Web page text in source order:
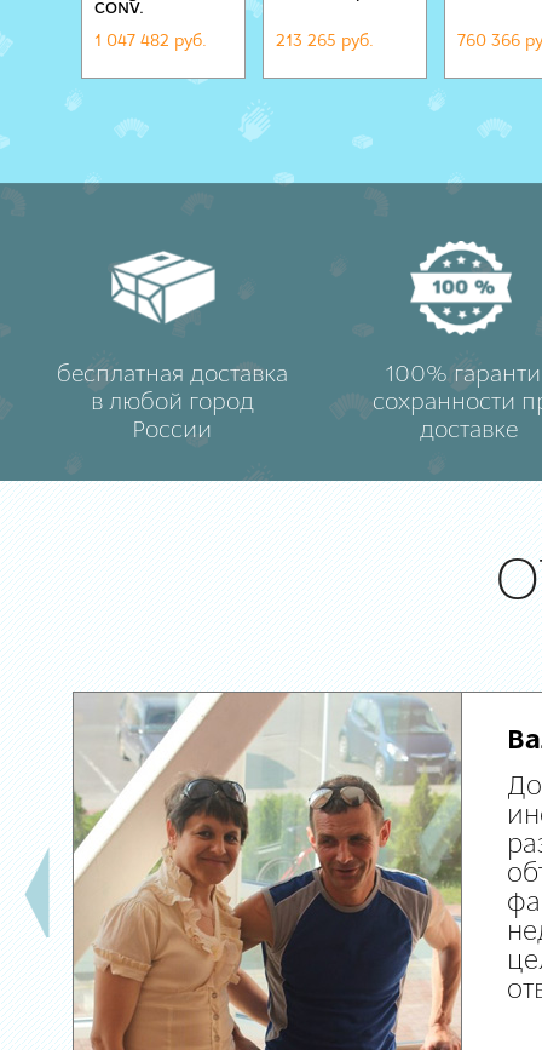
CONV.
1 047 482 руб. 213 265 руб. 760 366
бесплатная доставка
в любой город
России
100%
сохранности
доставке